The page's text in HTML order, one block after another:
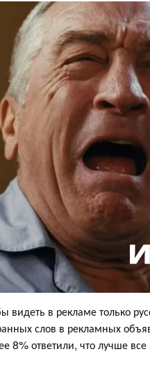
видеть в рекламе только
слов в рекламных
8% ответили, что лучше